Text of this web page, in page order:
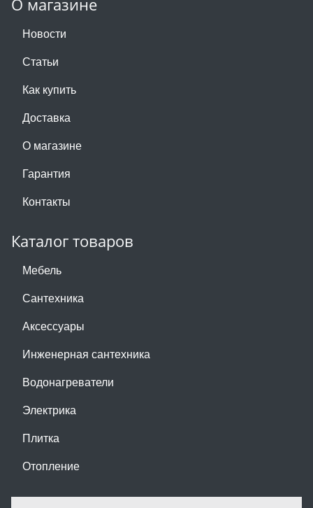
О магазине
Новости
Статьи
Как купить
Доставка
О магазине
Гарантия
Контакты
Каталог товаров
Мебель
Сантехника
Аксессуары
Инженерная сантехника
Водонагреватели
Электрика
Плитка
Отопление